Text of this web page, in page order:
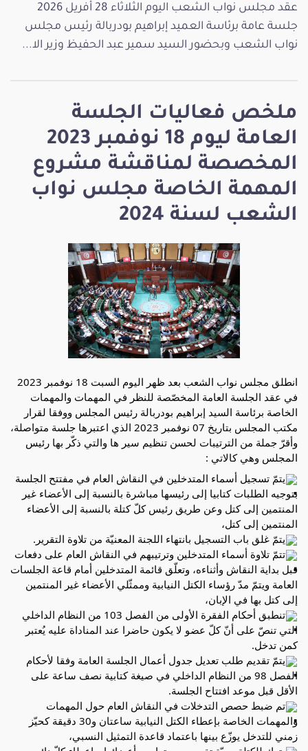
ملخص فعاليات الجلسة
العامة ليوم 18 نوفمبر 2023
المخصصة لمناقشة مشروع
المهمة الخاصة مجلس نواب
الشعب لسنة 2024
انطلق مجلس نواب الشعب بعد ظهر اليوم السبت 18 نوفمبر 2023
في عقد الجلسة العامة المخصّصة للنظر في المهمات والمهمات
الخاصة برئاسة السيد إبراهيم بودربالة رئيس المجلس ووفقا لقرار
مكتب المجلس بتاريخ 07 نوفمبر 2023 الذي اعتبرها جلسة متواصلة،
وأقرّ جملة من الترتيبات لحسن تنظيم سير ها والتي ذكّر بها رئيس
المجلس وهي كالاتي :
يتمّ تسجيل أسماء المتدخلين في النقاش العام في مفتتح الجلسة
بتوجيه الطلبات كتابيا إلى رئيسها مباشرة بالنسبة إلى الأعضاء غير
المنتمين إلى كتل وعن طريق رئيس كلّ كتلة بالنسبة إلى الأعضاء
المنتمين إلى كتل،
يتمّ غلق باب التسجيل بانتهاء اللجنة المعنيّة من تلاوة التقرير.
تتمّ تلاوة أسماء المتدخلين وترتيبهم في النقاش العام على دفعات
قبل بداية النقاش وأثناءه، وتعلّق قائمة المتدخلين أمام قاعة الجلسات
العامة ويتمّ مدّ رؤساء الكتل النيابية وممثّلي الأعضاء غير المنتمين
إلى كتل بها في الإبان،
تنطبق أحكام الفقرة الأولى من الفصل 103 من النظام الداخلي
التي تنصّ على أنّ كلّ عضو لا يكون حاضرا عند المناداة عليه يُعتبر
كمن تدخل.
يتمّ تقديم طلب تعديل جدول أعمال الجلسة العامة وفقا لأحكام
الفصل 98 من النظام الداخلي في صيغة كتابية نصف ساعة على
الأقل قبل موعد افتتاح الجلسة.
تم ضبط حصص التدخلات في النقاش العام حول المهمات
والمهمات الخاصة بإعطاء الكتل النيابية ساعتان و30 دقيقة كحيّز
زمني للتدخل يوزّع بينها باعتماد قاعدة التمثيل النسبي،
عقد مجلس نواب الشعب اليوم الثلاثاء 28 أفريل 2026
جلسة عامة برئاسة العميد إبراهيم بودربالة رئيس مجلس
نواب الشعب وبحضور السيد سمير عبد الحفيظ وزير الا...